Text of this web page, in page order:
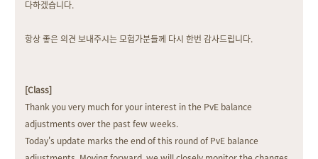
다하겠습니다.
항상 좋은 의견 보내주시는 모험가분들께 다시 한번 감사드립니다.
[Class]
Thank you very much for your interest in the PvE balance
adjustments over the past few weeks.
Today's update marks the end of this round of PvE balance